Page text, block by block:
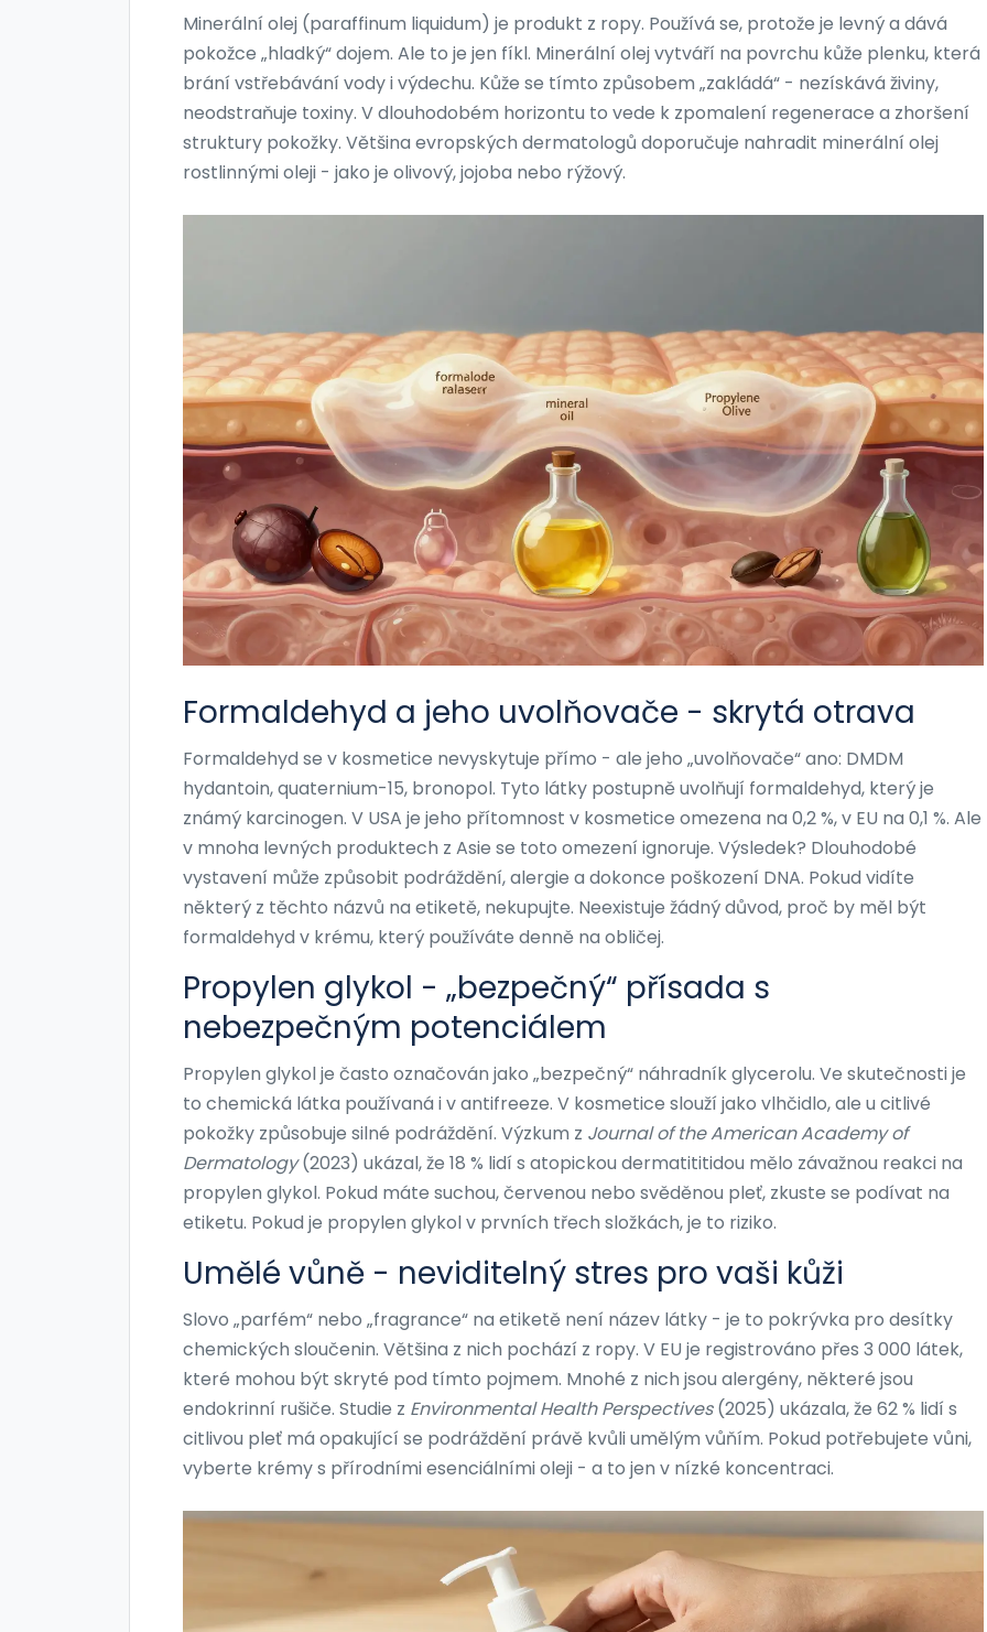
Minerální olej (paraffinum liquidum) je produkt z ropy. Používá se, protože je levný a dává
pokožce „hladký“ dojem. Ale to je jen fíkl. Minerální olej vytváří na povrchu kůže plenku, která
brání vstřebávání vody i výdechu. Kůže se tímto způsobem „zakládá“ - nezískává živiny,
neodstraňuje toxiny. V dlouhodobém horizontu to vede k zpomalení regenerace a zhoršení
struktury pokožky. Většina evropských dermatologů doporučuje nahradit minerální olej
rostlinnými oleji - jako je olivový, jojoba nebo rýžový.
Formaldehyd a jeho uvolňovače - skrytá otrava
Formaldehyd se v kosmetice nevyskytuje přímo - ale jeho „uvolňovače“ ano: DMDM
hydantoin, quaternium-15, bronopol. Tyto látky postupně uvolňují formaldehyd, který je
známý karcinogen. V USA je jeho přítomnost v kosmetice omezena na 0,2 %, v EU na 0,1 %. Ale
v mnoha levných produktech z Asie se toto omezení ignoruje. Výsledek? Dlouhodobé
vystavení může způsobit podráždění, alergie a dokonce poškození DNA. Pokud vidíte
některý z těchto názvů na etiketě, nekupujte. Neexistuje žádný důvod, proč by měl být
formaldehyd v krému, který používáte denně na obličej.
Propylen glykol - „bezpečný“ přísada s
nebezpečným potenciálem
Propylen glykol je často označován jako „bezpečný“ náhradník glycerolu. Ve skutečnosti je
to chemická látka používaná i v antifreeze. V kosmetice slouží jako vlhčidlo, ale u citlivé
pokožky způsobuje silné podráždění. Výzkum z Journal of the American Academy of
Dermatology(2023) ukázal, že 18 % lidí s atopickou dermatititidou mělo závažnou reakci na
propylen glykol. Pokud máte suchou, červenou nebo svěděnou pleť, zkuste se podívat na
etiketu. Pokud je propylen glykol v prvních třech složkách, je to riziko.
Umělé vůně - neviditelný stres pro vaši kůži
Slovo „parfém“ nebo „fragrance“ na etiketě není název látky - je to pokrývka pro desítky
chemických sloučenin. Většina z nich pochází z ropy. V EU je registrováno přes 3 000 látek,
které mohou být skryté pod tímto pojmem. Mnohé z nich jsou alergény, některé jsou
endokrinní rušiče. Studie z Environmental Health Perspectives(2025) ukázala, že 62 % lidí s
citlivou pleť má opakující se podráždění právě kvůli umělým vůňím. Pokud potřebujete vůni,
vyberte krémy s přírodními esenciálními oleji - a to jen v nízké koncentraci.